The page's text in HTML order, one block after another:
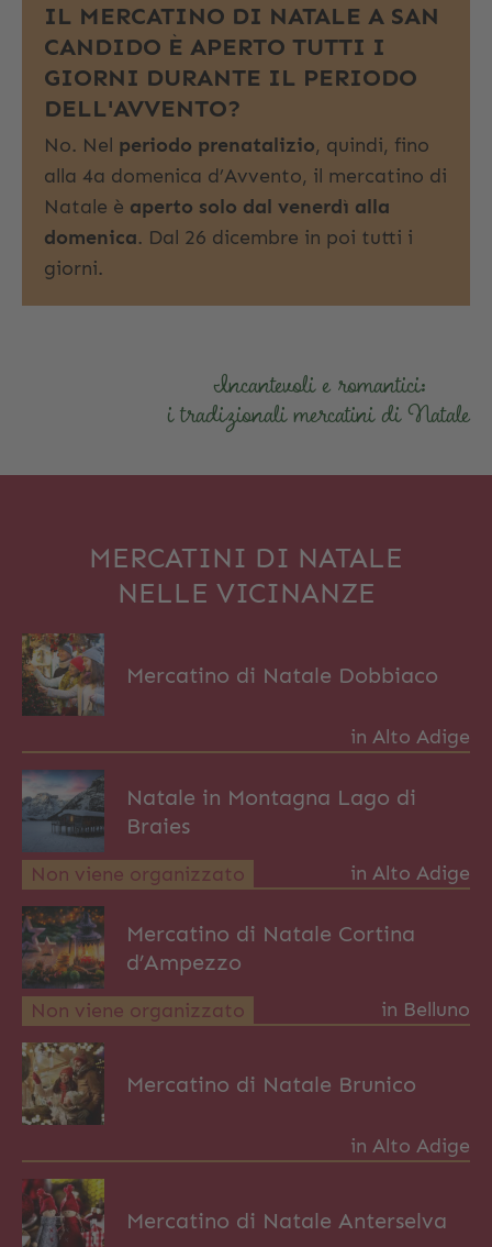
IL MERCATINO DI NATALE A SAN
CANDIDO È APERTO TUTTI I
GIORNI DURANTE IL PERIODO
DELL'AVVENTO?
No. Nel periodo prenatalizio, quindi, fino
alla 4a domenica d’Avvento, il mercatino di
Natale è aperto solo dal venerdì alla
domenica. Dal 26 dicembre in poi tutti i
giorni.
Incantevoli e romantici:
i tradizionali mercatini di Natale
MERCATINI DI NATALE
NELLE VICINANZE
Mercatino di Natale Dobbiaco
in Alto Adige
Natale in Montagna Lago di
Braies
Non viene organizzato in Alto Adige
Mercatino di Natale Cortina
d’Ampezzo
Non viene organizzato in Belluno
Mercatino di Natale Brunico
in Alto Adige
Mercatino di Natale Anterselva